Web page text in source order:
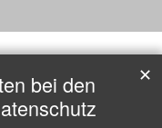
bei den
✕